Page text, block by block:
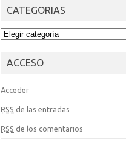
CATEGORIAS
CATEGORIAS
ACCESO
Acceder
RSS de las entradas
RSS de los comentarios